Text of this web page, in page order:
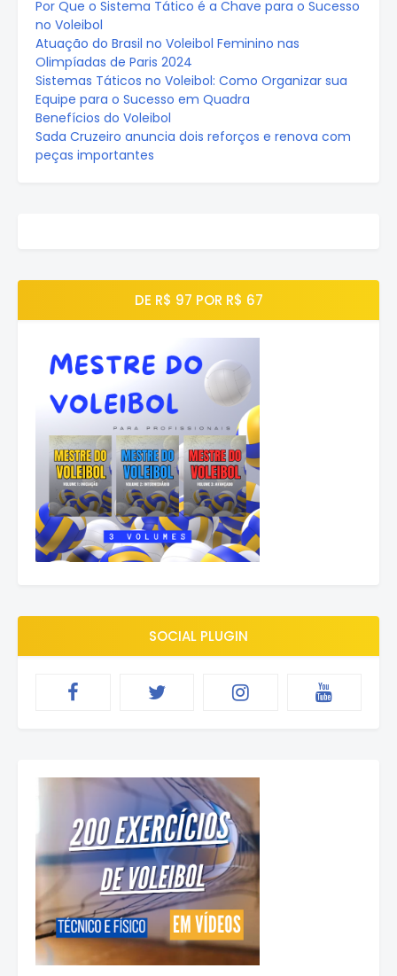
Por Que o Sistema Tático é a Chave para o Sucesso
no Voleibol
Atuação do Brasil no Voleibol Feminino nas
Olimpíadas de Paris 2024
Sistemas Táticos no Voleibol: Como Organizar sua
Equipe para o Sucesso em Quadra
Benefícios do Voleibol
Sada Cruzeiro anuncia dois reforços e renova com
peças importantes
DE R$ 97 POR R$ 67
SOCIAL PLUGIN